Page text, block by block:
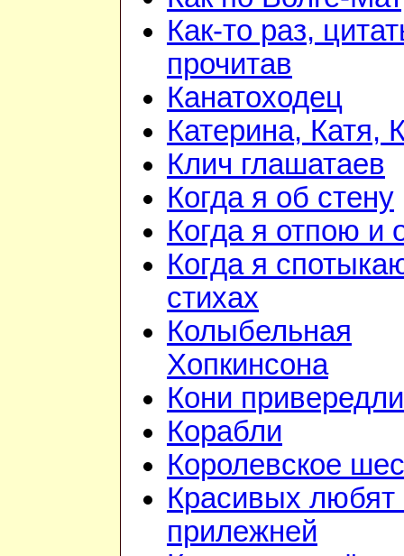
Как-то раз,
прочитав
Канатоходец
Катерина, Катя,
Клич глашатаев
Когда я об стену
Когда я отпою и
Когда я
стихах
Колыбельная
Хопкинсона
Кони
Корабли
Королевское
Красивых
прилежней